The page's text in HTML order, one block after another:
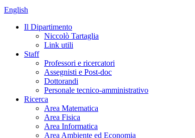
English
Il Dipartimento
Niccolò Tartaglia
Link utili
Staff
Professori e ricercatori
Assegnisti e Post-doc
Dottorandi
Personale tecnico-amministrativo
Ricerca
Area Matematica
Area Fisica
Area Informatica
Area Ambiente ed Economia